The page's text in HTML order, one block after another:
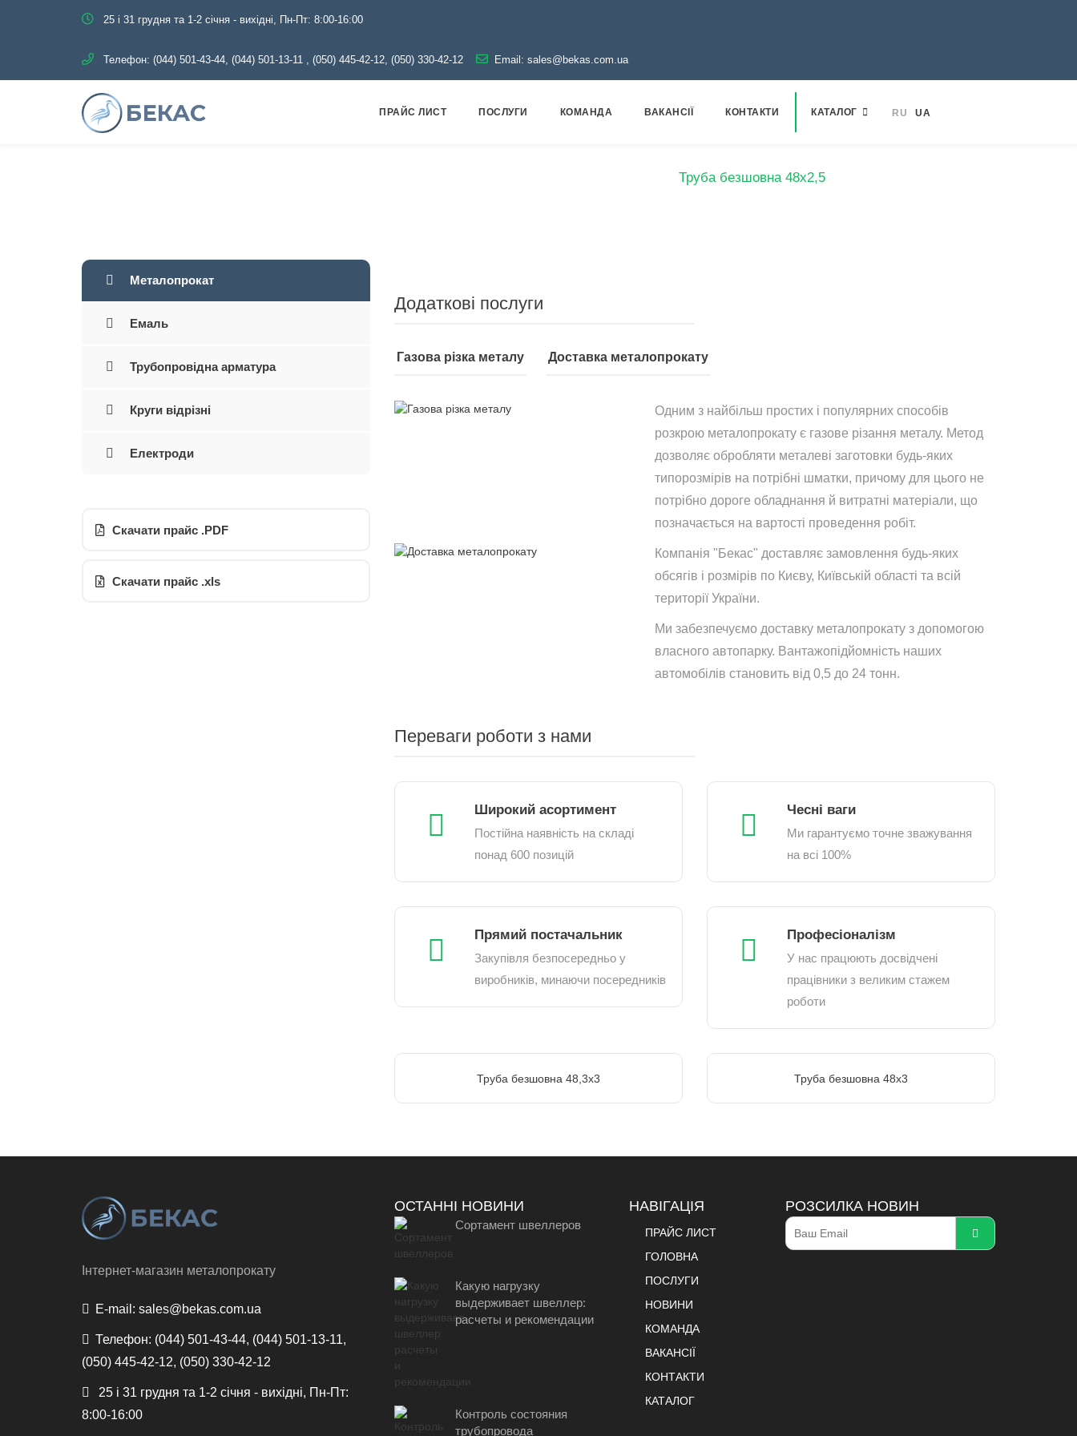
25 і 31 грудня та 1-2 січня - вихідні, Пн-Пт: 8:00-16:00
Телефон: (044) 501-43-44, (044) 501-13-11 , (050) 445-42-12, (050) 330-42-12 Email: sales@bekas.com.ua
ПРАЙС ЛИСТ ПОСЛУГИ КОМАНДА ВАКАНСІЇ КОНТАКТИ КАТАЛОГ RU UA
Труба безшовна 48х2,5
Металопрокат
Емаль
Трубопровідна арматура
Круги відрізні
Електроди
Скачати прайс .PDF
Скачати прайс .xls
Додаткові послуги
Газова різка металу Доставка металопрокату
Одним з найбільш простих і популярних способів
розкрою металопрокату є газове різання металу. Метод
дозволяє обробляти металеві заготовки будь-яких
типорозмірів на потрібні шматки, причому для цього не
потрібно дороге обладнання й витратні матеріали, що
позначається на вартості проведення робіт.
Компанія "Бекас" доставляє замовлення будь-яких
обсягів і розмірів по Києву, Київській області та всій
території України.
Ми забезпечуємо доставку металопрокату з допомогою
власного автопарку. Вантажопідйомність наших
автомобілів становить від 0,5 до 24 тонн.
Переваги роботи з нами
Широкий асортимент
Постійна наявність на складі
понад 600 позицій
Чесні ваги
Ми гарантуємо точне зважування
на всі 100%
Прямий постачальник
Закупівля безпосередньо у
виробників, минаючи посередників
Професіоналізм
У нас працюють досвідчені
працівники з великим стажем
роботи
Труба безшовна 48,3х3 Труба безшовна 48х3
Інтернет-магазин металопрокату
E-mail: sales@bekas.com.ua
Телефон: (044) 501-43-44, (044) 501-13-11,
(050) 445-42-12, (050) 330-42-12
25 і 31 грудня та 1-2 січня - вихідні, Пн-Пт:
8:00-16:00
ОСТАННІ НОВИНИ
Сортамент швеллеров
Какую нагрузку
выдерживает швеллер:
расчеты и рекомендации
Контроль состояния
трубопровода
НАВІГАЦІЯ
ПРАЙС ЛИСТ
ГОЛОВНА
ПОСЛУГИ
НОВИНИ
КОМАНДА
ВАКАНСІЇ
КОНТАКТИ
КАТАЛОГ
РОЗСИЛКА НОВИН